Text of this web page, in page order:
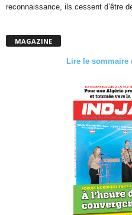
reconnaissance, ils cessent d’être
MAGAZINE
Lire le sommaire